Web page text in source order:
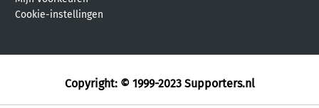
Cookie-instellingen
Copyright: © 1999-2023 Supporters.nl